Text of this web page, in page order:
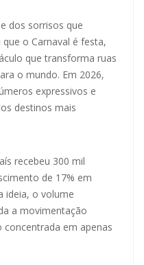
dos sorrisos que
o Carnaval é festa,
que transforma ruas
o mundo. Em 2026,
expressivos e
destinos mais
recebeu 300 mil
de 17% em
ideia, o volume
a movimentação
em apenas